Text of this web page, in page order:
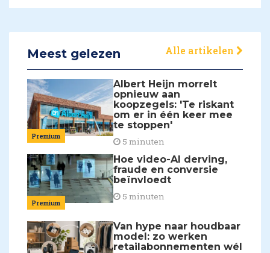
Meest gelezen Alle artikelen
Premium
Albert Heijn morrelt
opnieuw aan
koopzegels: 'Te riskant
om er in één keer mee
te stoppen'
5 minuten
Premium
Hoe video-AI derving,
fraude en conversie
beïnvloedt
5 minuten
Van hype naar houdbaar
model: zo werken
retailabonnementen wél